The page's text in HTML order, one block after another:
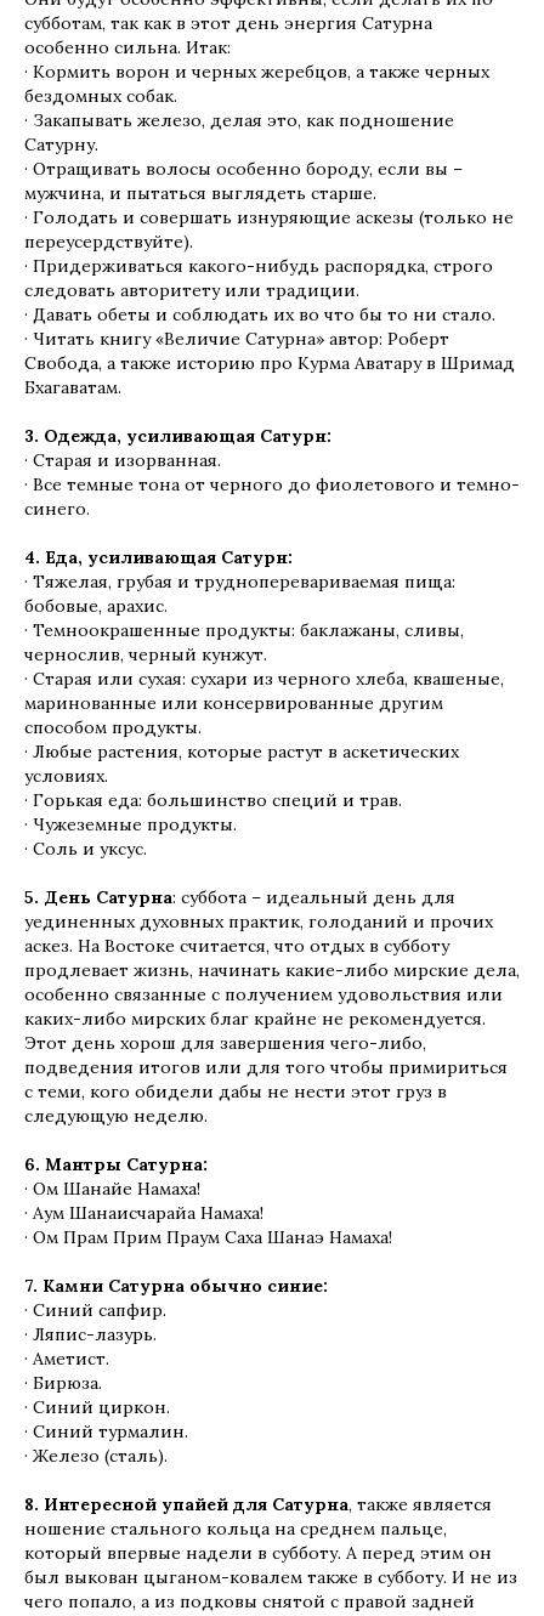
субботам, так как в этот день энергия Сатурна
особенно сильна. Итак:
· Кормить ворон и черных жеребцов, а также черных
бездомных собак.
· Закапывать железо, делая это, как подношение
Сатурну.
· Отращивать волосы особенно бороду, если вы –
мужчина, и пытаться выглядеть старше.
· Голодать и совершать изнуряющие аскезы (только не
переусердствуйте).
· Придерживаться какого-нибудь распорядка, строго
следовать авторитету или традиции.
· Давать обеты и соблюдать их во что бы то ни стало.
· Читать книгу «Величие Сатурна» автор: Роберт
Свобода, а также историю про Курма Аватару в Шримад
Бхагаватам.
3. Одежда, усиливающая Сатурн:
· Старая и изорванная.
· Все темные тона от черного до фиолетового и темно-
синего.
4. Еда, усиливающая Сатурн:
· Тяжелая, грубая и трудноперевариваемая пища:
бобовые, арахис.
· Темноокрашенные продукты: баклажаны, сливы,
чернослив, черный кунжут.
· Старая или сухая: сухари из черного хлеба, квашеные,
маринованные или консервированные другим
способом продукты.
· Любые растения, которые растут в аскетических
условиях.
· Горькая еда: большинство специй и трав.
· Чужеземные продукты.
· Соль и уксус.
5. День Сатурна: суббота – идеальный день для
уединенных духовных практик, голоданий и прочих
аскез. На Востоке считается, что отдых в субботу
продлевает жизнь, начинать какие-либо мирские дела,
особенно связанные с получением удовольствия или
каких-либо мирских благ крайне не рекомендуется.
Этот день хорош для завершения чего-либо,
подведения итогов или для того чтобы примириться
с теми, кого обидели дабы не нести этот груз в
следующую неделю.
6. Мантры Сатурна:
· Ом Шанайе Намаха!
· Аум Шанаисчарайа Намаха!
· Ом Прам Прим Праум Саха Шанаэ Намаха!
7. Камни Сатурна обычно синие:
· Синий сапфир.
· Ляпис-лазурь.
· Аметист.
· Бирюза.
· Синий циркон.
· Синий турмалин.
· Железо (сталь).
8. Интересной упайей для Сатурна, также является
ношение стального кольца на среднем пальце,
который впервые надели в субботу. А перед этим он
был выкован цыганом-ковалем также в субботу. И не из
чего попало, а из подковы снятой с правой задней